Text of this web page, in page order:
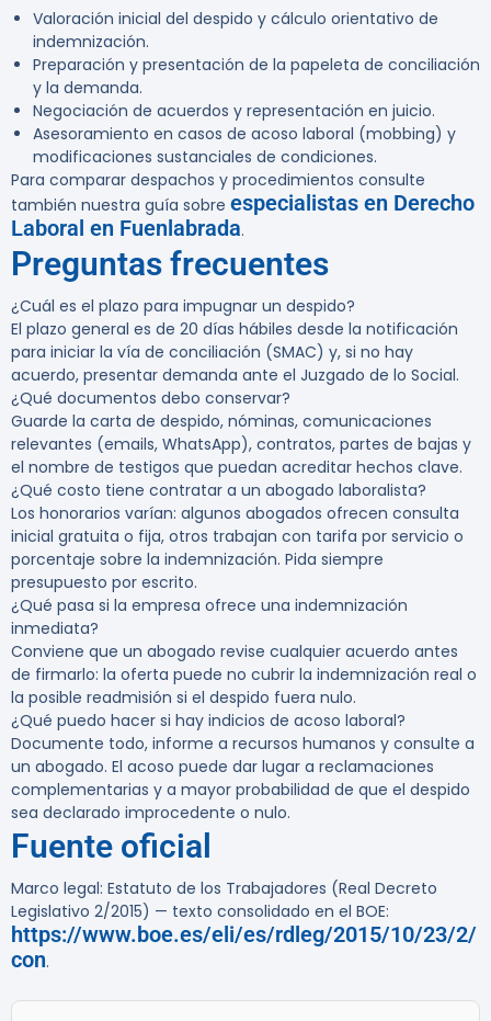
Valoración inicial del despido y cálculo orientativo de
indemnización.
Preparación y presentación de la papeleta de conciliación
y la demanda.
Negociación de acuerdos y representación en juicio.
Asesoramiento en casos de acoso laboral (mobbing) y
modificaciones sustanciales de condiciones.
Para comparar despachos y procedimientos consulte
también nuestra guía sobre especialistas en Derecho
Laboral en Fuenlabrada.
Preguntas frecuentes
¿Cuál es el plazo para impugnar un despido?
El plazo general es de 20 días hábiles desde la notificación
para iniciar la vía de conciliación (SMAC) y, si no hay
acuerdo, presentar demanda ante el Juzgado de lo Social.
¿Qué documentos debo conservar?
Guarde la carta de despido, nóminas, comunicaciones
relevantes (emails, WhatsApp), contratos, partes de bajas y
el nombre de testigos que puedan acreditar hechos clave.
¿Qué costo tiene contratar a un abogado laboralista?
Los honorarios varían: algunos abogados ofrecen consulta
inicial gratuita o fija, otros trabajan con tarifa por servicio o
porcentaje sobre la indemnización. Pida siempre
presupuesto por escrito.
¿Qué pasa si la empresa ofrece una indemnización
inmediata?
Conviene que un abogado revise cualquier acuerdo antes
de firmarlo: la oferta puede no cubrir la indemnización real o
la posible readmisión si el despido fuera nulo.
¿Qué puedo hacer si hay indicios de acoso laboral?
Documente todo, informe a recursos humanos y consulte a
un abogado. El acoso puede dar lugar a reclamaciones
complementarias y a mayor probabilidad de que el despido
sea declarado improcedente o nulo.
Fuente oficial
Marco legal: Estatuto de los Trabajadores (Real Decreto
Legislativo 2/2015) — texto consolidado en el BOE:
https://www.boe.es/eli/es/rdleg/2015/10/23/2/
con.